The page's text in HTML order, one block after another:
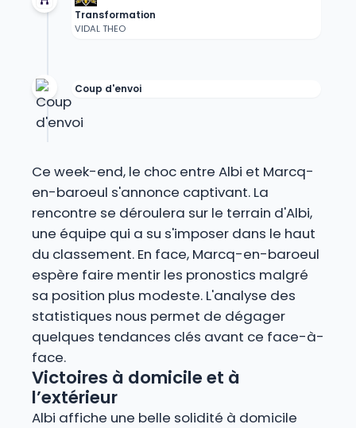
Transformation
VIDAL THEO
Coup d'envoi
Ce week-end, le choc entre Albi et Marcq-
en-baroeul s'annonce captivant. La
rencontre se déroulera sur le terrain d'Albi,
une équipe qui a su s'imposer dans le haut
du classement. En face, Marcq-en-baroeul
espère faire mentir les pronostics malgré
sa position plus modeste. L'analyse des
statistiques nous permet de dégager
quelques tendances clés avant ce face-à-
face.
Victoires à domicile et à
l’extérieur
Albi affiche une belle solidité à domicile